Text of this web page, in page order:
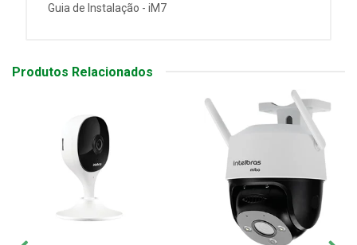
Guia de Instalação - iM7
Produtos Relacionados